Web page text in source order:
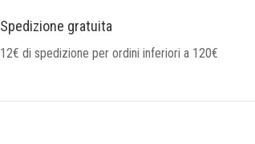
Spedizione gratuita
12€ di spedizione per ordini inferiori a 120€